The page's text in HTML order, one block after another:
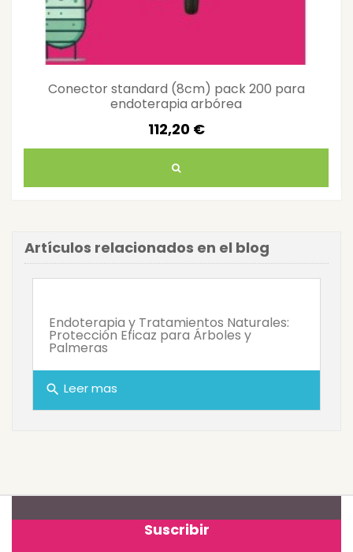
Conector standard (8cm) pack 200 para
endoterapia arbórea
112,20 €
Artículos relacionados en el blog
Endoterapia y Tratamientos Naturales:
Protección Eficaz para Árboles y
Palmeras
search Leer mas
Suscribir